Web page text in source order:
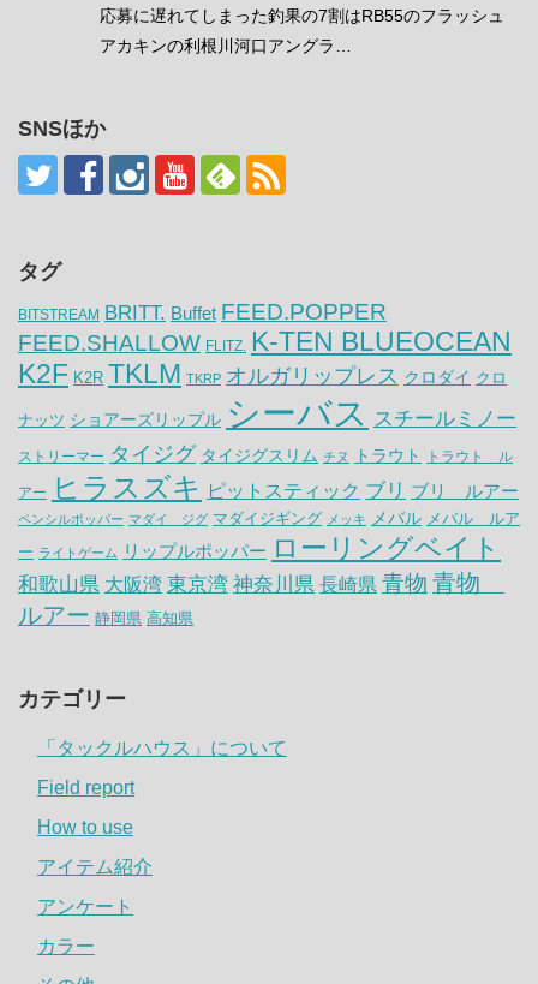
応募に遅れてしまった釣果の7割はRB55のフラッシュ
アカキンの利根川河口アングラ…
SNSほか
タグ
BITSTREAM BRITT. Buffet FEED.POPPER
FEED.SHALLOW FLITZ. K-TEN BLUEOCEAN
K2F K2R TKLM TKRP オルガリップレス クロダイ クロ
ナッツ ショアーズリップル シーバス スチールミノー
ストリーマー タイジグ タイジグスリム チヌ トラウト トラウト ル
アー ヒラスズキ ピットスティック ブリ ブリ ルアー
ペンシルポッパー マダイ ジグ マダイジギング メッキ メバル メバル ルア
ー ライトゲーム リップルポッパー ローリングベイト
和歌山県 大阪湾 東京湾 神奈川県 長崎県 青物 青物
ルアー 静岡県 高知県
カテゴリー
「タックルハウス」について
Field report
How to use
アイテム紹介
アンケート
カラー